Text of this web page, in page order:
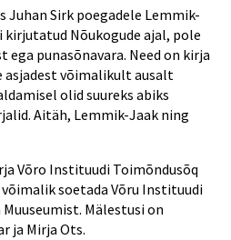
Juhan Sirk poegadele Lemmik-
kirjutatud Nõukogude ajal, pole
punasõnavara. Need on kirja
asjadest võimalikult ausalt
olid suureks abiks
Aitäh, Lemmik-Jaak ning
Võro Instituudi Toimõndusõq
soetada Võru Instituudi
Mälestusi on
ja Mirja Ots.